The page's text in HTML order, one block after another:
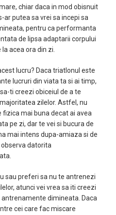
chiar daca in mod obisnuit
putea sa vrei sa incepi sa
pentru ca performanta
de lipsa adaptarii corpului
acea ora din zi.
lucru? Daca triatlonul este
lucruri din viata ta si ai timp,
ti creezi obiceiul de a te
zilelor. Astfel, nu
fizica mai buna decat ai avea
pe zi, dar te vei si bucura de
mai intens dupa-amiaza si de
datorita
sau preferi sa nu te antrenezi
atunci vei vrea sa iti creezi
dimineata. Daca
cei care fac miscare